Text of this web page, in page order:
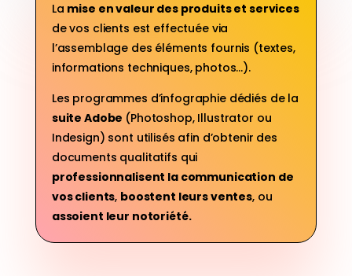
La mise en valeur des produits et services
de vos clients est effectuée via
l’assemblage des éléments fournis (textes,
informations techniques, photos…).
Les programmes d’infographie dédiés de la
suite Adobe (Photoshop, Illustrator ou
Indesign) sont utilisés afin d’obtenir des
documents qualitatifs qui
professionnalisent la communication de
vos clients, boostent leurs ventes, ou
assoient leur notoriété.